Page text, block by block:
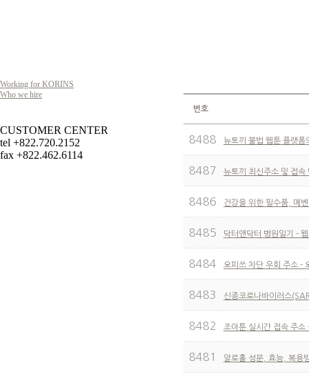
Working for KORINS
Who we hire
CUSTOMER CENTER
tel +822.720.2152
fax +822.462.6114
번호
8488 뉴토끼 불법 웹툰 플랫폼
8487 뉴토끼 최신주소 및 접속
8486 건강을 위한 필수품, 메
8485 닥터앤닥터 병원일기 -
8484 오피쓰 차단 우회 주소 -
8483 신종코로나바이러스
8482 조아툰 실시간 접속 주
8481 알로홀 성분, 효능, 복용